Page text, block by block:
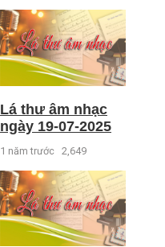
Lá thư âm nhạc
ngày 19-07-2025
1 năm trước 2,649